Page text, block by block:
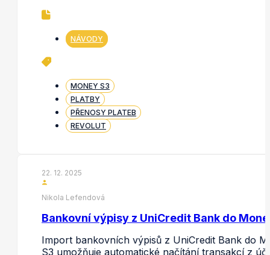
NÁVODY
MONEY S3
PLATBY
PŘENOSY PLATEB
REVOLUT
22. 12. 2025
Nikola Lefendová
Bankovní výpisy z UniCredit Bank do
Import bankovních výpisů z UniCredit Bank do
S3 umožňuje automatické načítání transakcí z